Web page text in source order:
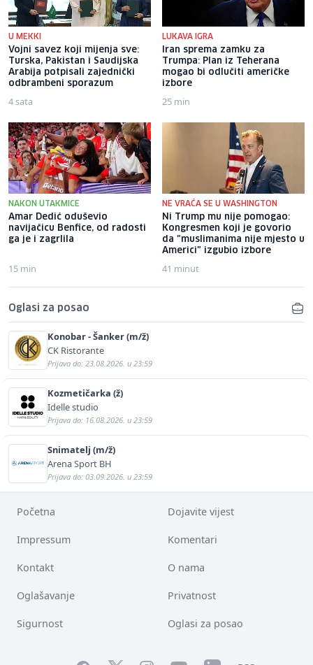
U MEKKI
Vojni savez koji mijenja sve:
Turska, Pakistan i Saudijska
Arabija potpisali zajednički
odbrambeni sporazum
4 sata
LUKAVA IGRA
Iran sprema zamku za
Trumpa: Plan iz Teherana
mogao bi odlučiti američke
izbore
25 min
NAKON UTAKMICE
Amar Dedić oduševio
navijačicu Benfice, od radosti
ga je i zagrlila
15 min
NE VRAĆA SE U WASHINGTON
Ni Trump mu nije pomogao:
Kongresmen koji je govorio
da "muslimanima nije mjesto u
Americi" izgubio izbore
41 minut
Oglasi za posao
Konobar - Šanker (m/ž)
CK Ristorante
Prijava do: 23.08.2026. u 23:59
Kozmetičarka (ž)
Idelle studio
Prijava do: 16.08.2026. u 23:59
Snimatelj (m/ž)
Arena Sport BH
Prijava do: 03.09.2026. u 23:59
Početna Dojavite vijest
Impressum Komentari
Kontakt O nama
Oglašavanje Privatnost
Sigurnost Oglasi za posao